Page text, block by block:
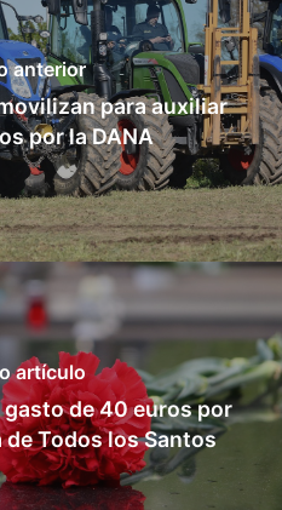
anterior
para auxiliar
por la DANA
artículo
de 40 euros por
de Todos los Santos